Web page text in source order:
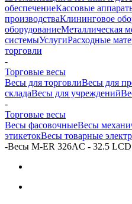
обеспечениеКассовые
производстваКлининговое
оборудованиеМеталлическая
системыУслугиРасходные
торговли
-
Торговые весы
Весы для торговлиВесы для
складаВесы для учреждений
-
Торговые весы
Весы фасовочныеВесы
этикетокВесы товарные
-Весы M-ER 326AC - 32.5 LCD